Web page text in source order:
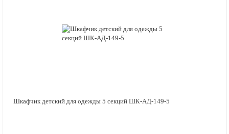
Шкафчик детский для одежды 5 секций ШК-АД-149-5